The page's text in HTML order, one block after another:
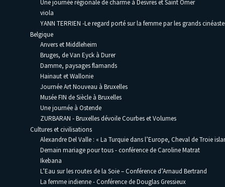
Une journée régionale de charme à Desvres et Saint Omer
viola
YANN TERRIEN -Le regard porté sur la femme par les grands
Belgique
Anvers et Middleheim
Bruges, de Van Eyck à Durer
Damme, paysages flamands
Hainaut et Wallonie
Journée Art Nouveau à Bruxelles
Musée FIN de Siècle à Bruxelles
Une journée à Ostende
ZURBARAN - Bruxelles dévoile Courbes et Volumes
Cultures et civilisations
Alexandre Del Valle : « La Turquie dans l’Europe, Cheval de Troie
Demain mariage pour tous - conférence de Caroline Matrat
Ikebana
L’Eau sur les routes de la Soie – Conférence d’Arnaud Bertrand
La femme indienne - Conférence de Douglas Gressieux